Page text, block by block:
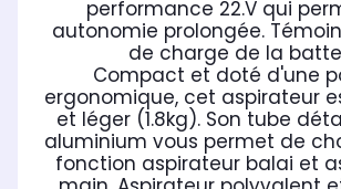
performance 22.V qui
autonomie prolongée.
de charge de la
Compact et doté d'une
ergonomique, cet aspirateur
et léger (1.8kg). Son tube
aluminium vous permet de
fonction aspirateur balai et